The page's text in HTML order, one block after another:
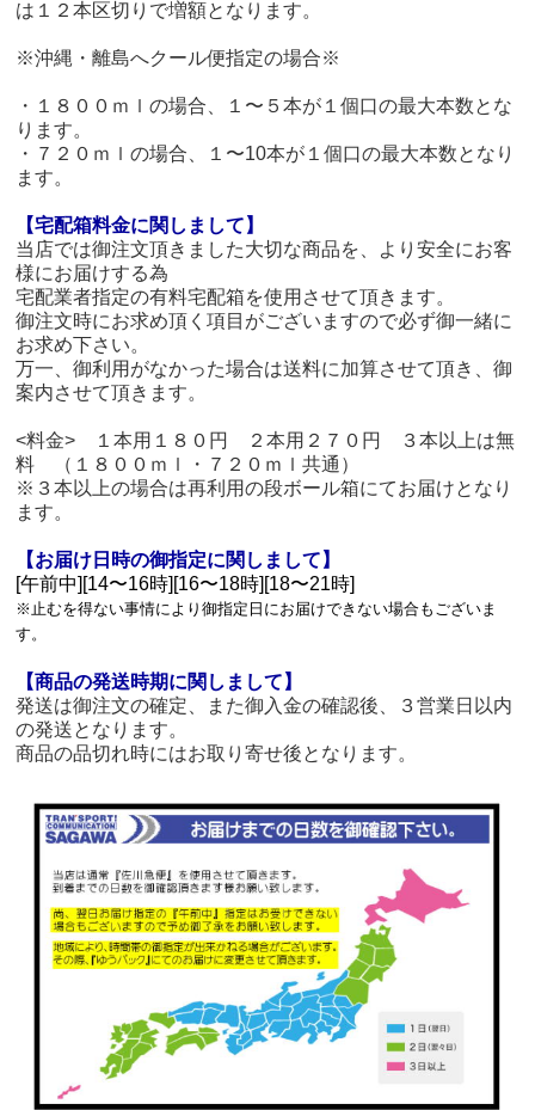
は１２本区切りで増額となります。
※沖縄・離島へクール便指定の場合※
・１８００ｍｌの場合、１〜５本が１個口の最大本数とな
ります。
・７２０ｍｌの場合、１〜10本が１個口の最大本数となり
ます。
【宅配箱料金に関しまして】
当店では御注文頂きました大切な商品を、より安全にお客
様にお届けする為
宅配業者指定の有料宅配箱を使用させて頂きます。
御注文時にお求め頂く項目がございますので必ず御一緒に
お求め下さい。
万一、御利用がなかった場合は送料に加算させて頂き、御
案内させて頂きます。
<料金> １本用１８０円 ２本用２７０円 ３本以上は無
料 （１８００ｍｌ・７２０ｍｌ共通）
※３本以上の場合は再利用の段ボール箱にてお届けとなり
ます。
【お届け日時の御指定に関しまして】
[午前中][14〜16時][16〜18時][18〜21時]
※止むを得ない事情により御指定日にお届けできない場合もございま
す。
【商品の発送時期に関しまして】
発送は御注文の確定、また御入金の確認後、３営業日以内
の発送となります。
商品の品切れ時にはお取り寄せ後となります。